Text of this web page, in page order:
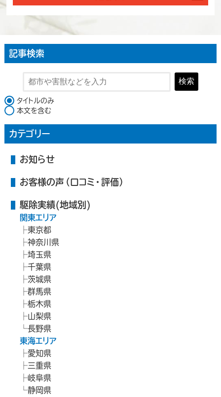
記事検索
検索
検索対象
タイトルのみ
本文を含む
カテゴリー
お知らせ
お客様の声（口コミ・評価）
駆除実績(地域別)
関東エリア
東京都
神奈川県
埼玉県
千葉県
茨城県
群馬県
栃木県
山梨県
長野県
東海エリア
愛知県
三重県
岐阜県
静岡県